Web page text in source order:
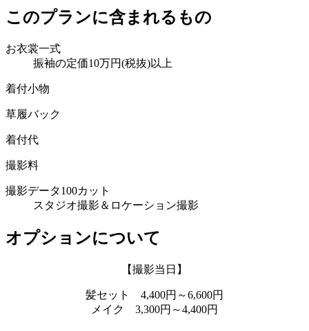
このプランに含まれるもの
お衣裳一式
振袖の定価10万円(税抜)以上
着付小物
草履バック
着付代
撮影料
撮影データ100カット
スタジオ撮影＆ロケーション撮影
オプションについて
【撮影当日】
髪セット 4,400円～6,600円
メイク 3,300円～4,400円